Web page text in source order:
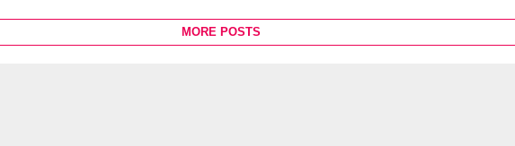
MORE POSTS